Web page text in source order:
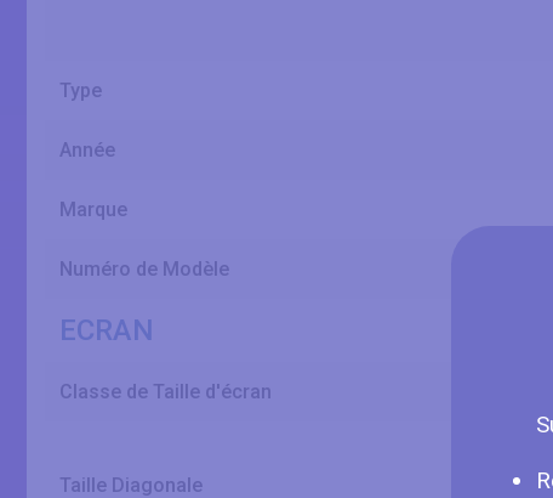
Type
Année
Marque
Numéro de Modèle
ECRAN
Classe de Taille d'écran
Taille Diagonale